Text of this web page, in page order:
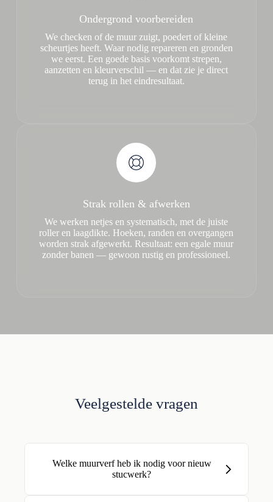
Ondergrond voorbereiden
We checken of de muur zuigt, poedert of kleine
scheurtjes heeft. Waar nodig repareren en gronden
we eerst. Een goede basis voorkomt strepen,
aanzetten en kleurverschil — en dat zie je direct
terug in het eindresultaat.
Strak rollen & afwerken
We werken netjes en systematisch, met de juiste
roller en laagdikte. Hoeken, randen en overgangen
worden strak afgewerkt. Resultaat: een egale muur
zonder banen — gewoon rustig en professioneel.
Veelgestelde vragen
Welke muurverf heb ik nodig voor nieuw
stucwerk?